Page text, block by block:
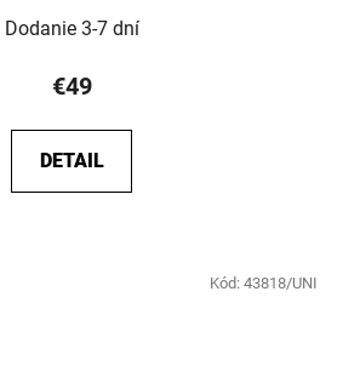
Dodanie 3-7 dní
€49
DETAIL
Kód: 43818/UNI